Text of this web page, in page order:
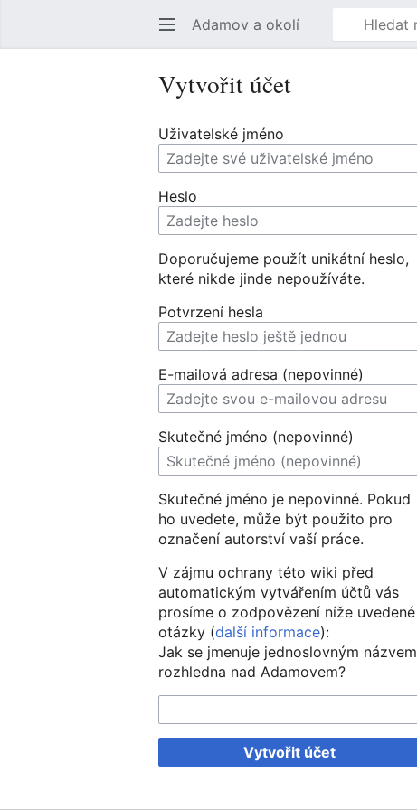
Adamov a okolí
Vytvořit účet
Uživatelské jméno
Heslo
Doporučujeme použít unikátní heslo,
které nikde jinde nepoužíváte.
Potvrzení hesla
E-mailová adresa (nepovinné)
Skutečné jméno (nepovinné)
Skutečné jméno je nepovinné. Pokud
ho uvedete, může být použito pro
označení autorství vaší práce.
V zájmu ochrany této wiki před
automatickým vytvářením účtů vás
prosíme o zodpovězení níže uvedené
otázky (další informace):
Jak se jmenuje jednoslovným názvem
rozhledna nad Adamovem?
Vytvořit účet